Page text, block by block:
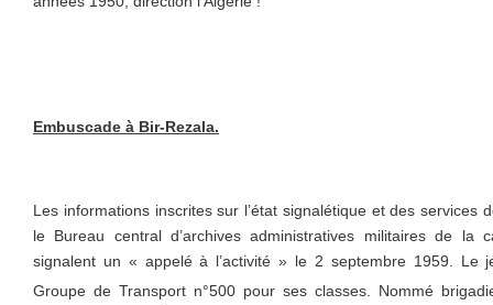
Embuscade à Bir-Rezala.
Les informations inscrites sur l’état signalétique et des services
le Bureau central d’archives administratives militaires de la
signalent un « appelé à l’activité » le 2 septembre 1959. Le
Groupe de Transport n°500 pour ses classes. Nommé